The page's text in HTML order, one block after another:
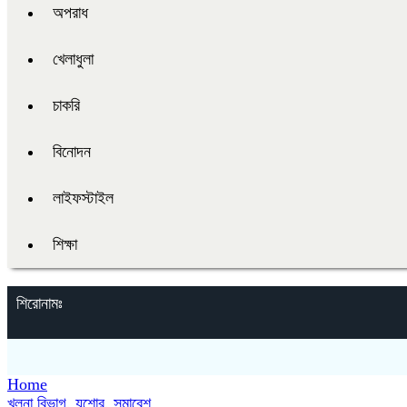
অপরাধ
খেলাধুলা
চাকরি
বিনোদন
লাইফস্টাইল
শিক্ষা
শিরোনামঃ
Home
খুলনা বিভাগ, যশোর, সমাবেশ